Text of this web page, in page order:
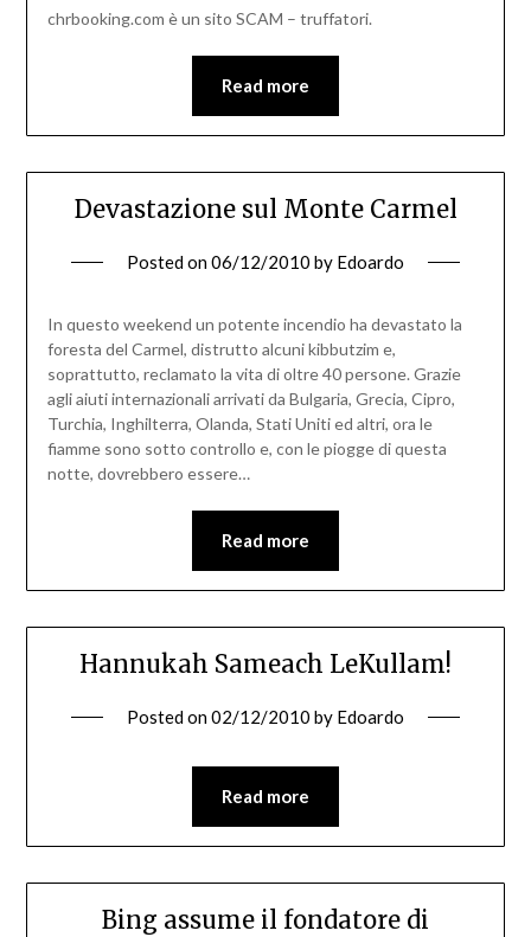
chrbooking.com è un sito SCAM – truffatori.
Read more
Devastazione sul Monte Carmel
Posted on06/12/2010 by Edoardo
In questo weekend un potente incendio ha devastato la
foresta del Carmel, distrutto alcuni kibbutzim e,
soprattutto, reclamato la vita di oltre 40 persone. Grazie
agli aiuti internazionali arrivati da Bulgaria, Grecia, Cipro,
Turchia, Inghilterra, Olanda, Stati Uniti ed altri, ora le
fiamme sono sotto controllo e, con le piogge di questa
notte, dovrebbero essere…
Read more
Hannukah Sameach LeKullam!
Posted on02/12/2010 by Edoardo
Read more
Bing assume il fondatore di